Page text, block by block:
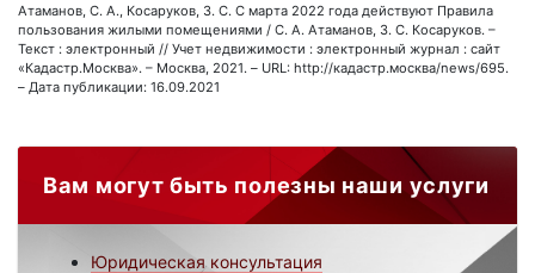
Атаманов, С. А., Косаруков, З. С. С марта 2022 года действуют Правила
пользования жилыми помещениями / С. А. Атаманов, З. С. Косаруков. –
Текст : электронный // Учет недвижимости : электронный журнал : сайт
«Кадастр.Москва». – Москва, 2021. – URL: http://кадастр.москва/news/695.
– Дата публикации: 16.09.2021
Вам могут быть полезны наши услуги
Юридическая консультация